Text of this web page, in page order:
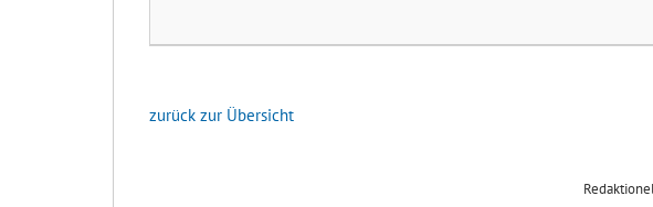
zurück zur Übersicht